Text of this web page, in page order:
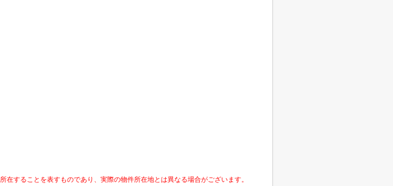
することを表すものであり、実際の物件所在地とは異なる場合がございます。